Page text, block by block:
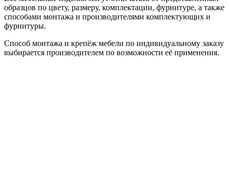
образцов по цвету, размеру, комплектации, фурнитуре, а также
способами монтажа и производителями комплектующих и
фурнитуры.
Способ монтажа и крепёж мебели по индивидуальному заказу
выбирается производителем по возможности её применения.